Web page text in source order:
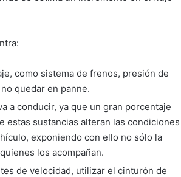
como sistema de frenos, presión de
quedar en panne.
a conducir, ya que un gran porcentaje
estas sustancias alteran las condiciones
exponiendo con ello no sólo la
los acompañan.
de velocidad, utilizar el cinturón de